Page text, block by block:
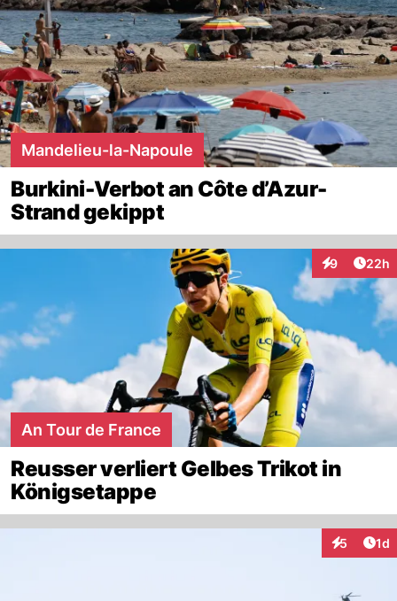
Mandelieu-la-Napoule
Burkini-Verbot an Côte d’Azur-
Strand gekippt
9
Interaktionen
22h
An Tour de France
Reusser verliert Gelbes Trikot in
Königsetappe
5 1d